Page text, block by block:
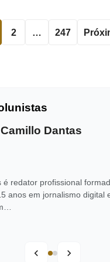
2 … 247
Camillo Dantas
é redator profissional
anos em jornalismo digital